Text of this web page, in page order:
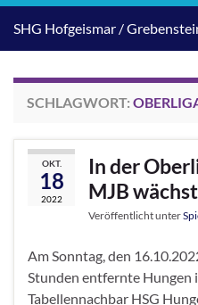
SHG Hofgeismar /
SCHLAGWORT:
OKT.
18
2022
In der
MJB
Veröffentlicht unter
Am Sonntag, den
Stunden entfernte Hungen
Tabellennachbar HSG